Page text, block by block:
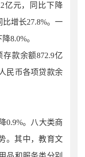
亿元，同比下降
比增长27.8%。一
降8.0%。
款余额872.9亿
民币各项贷款余
0.9%。八大类商
。其中，教育文